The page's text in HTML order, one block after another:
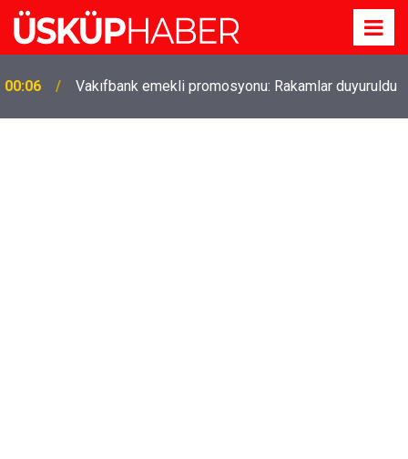
00:06 Vakıfbank emekli promosyonu: Rakamlar duyuruldu
19:21
Gözde oldu! Hem köy hem mahalle hayatı iç içe!
İzmir'deki doğal semt